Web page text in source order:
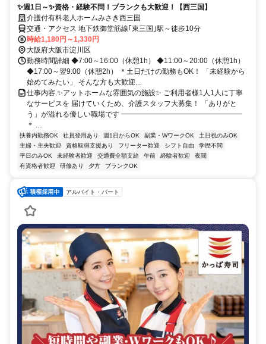
✨週1日～✨資格・経験不問！ブランクも大歓迎！【西三国】
介護付有料老人ホームみさき西三国
交通・アクセス 地下鉄御堂筋線｢東三国｣駅～徒歩10分
時給1,180円～1,330円
大阪府大阪市淀川区
勤務時間詳細 ◆7:00～16:00（休憩1h） ◆11:00～20:00（休憩1h）
◆17:00～翌9:00（休憩2h） ＊土日だけの勤務もOK！ 「未経験から
始めてみたい」 そんな方も大歓迎...
仕事内容 ✨アットホームな雰囲気の施設✨ ご利用者様1人1人に丁寧
なサービスを 届けていくため、介護スタッフ大募集！ 「ありがと
う」が溢れる優しい職場です ━━━━━━━━━━━━━━━━━
＊ ...
扶養内勤務OK 社員登用あり 週1日からOK 副業・WワークOK
土日祝のみOK
主婦・主夫歓迎
資格取得支援あり フリーター歓迎 シフト自由
学歴不問
平日のみOK
未経験者歓迎 交通費全額支給 午前 経験者歓迎
夜間
有資格者歓迎
研修あり 夕方 ブランクOK
アルバイト・パート